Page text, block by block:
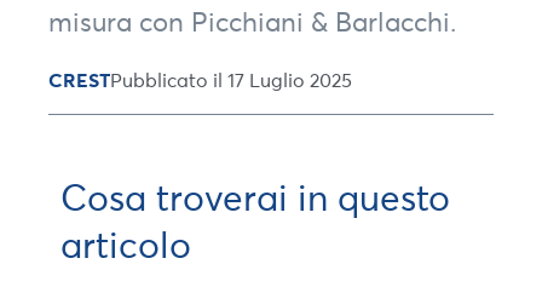
misura con Picchiani & Barlacchi.
CRESTPubblicato il 17 Luglio 2025
Cosa troverai in questo
articolo